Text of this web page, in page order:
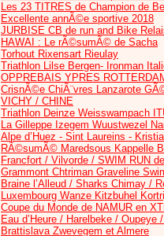
Les 23 TITRES de Champion de
Excellente annÃ©e sportive 2018
JURBISE CB de run and Bike
HAWAI : Le rÃ©sumÃ© de Sacha
Torhout Rixensart Rieulay
Triathlon Lilse Bergen- Ironman
OPPREBAIS YPRES
CrisnÃ©e ChiÃ¨vres Lanzarote
VICHY / CHINE
Triathlon Deinze Weisswampach
La Gilleppe Izegem Wuustwezel
Alpe d’Huez - Sint Laureins -
RÃ©sumÃ© Maredsous Kappelle
Francfort / Vilvorde / SWIM RUN
Grammont Chtriman Graveline
Braine l’Alleud / Sharks Chimay /
Luxembourg Wanze Kitzbuhel
Coupe du Monde de NAMUR en
Eau d’Heure / Harelbeke / Oupeye
Brattislava Zwevegem et Almere